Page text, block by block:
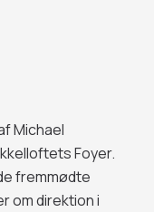
Michael
Foyer.
fremmødte
om direktion i